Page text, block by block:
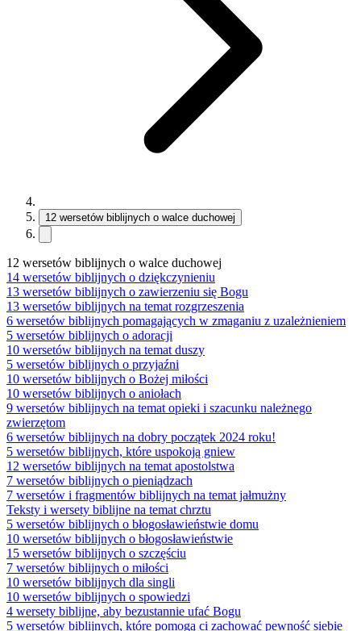
12 wersetów biblijnych o walce duchowej
12 wersetów biblijnych o walce duchowej
14 wersetów biblijnych o dziękczynieniu
13 wersetów biblijnych o zawierzeniu się Bogu
13 wersetów biblijnych na temat rozgrzeszenia
6 wersetów biblijnych pomagających w zmaganiu z uzależnieniem
5 wersetów biblijnych o adoracji
10 wersetów biblijnych na temat duszy
5 wersetów biblijnych o przyjaźni
10 wersetów biblijnych o Bożej miłości
10 wersetów biblijnych o aniołach
9 wersetów biblijnych na temat opieki i szacunku należnego
zwierzętom
6 wersetów biblijnych na dobry początek 2024 roku!
5 wersetów biblijnych, które uspokoją gniew
12 wersetów biblijnych na temat apostolstwa
7 wersetów biblijnych o pieniądzach
7 wersetów i fragmentów biblijnych na temat jałmużny
Teksty i wersety biblijne na temat chrztu
5 wersetów biblijnych o błogosławieństwie domu
10 wersetów biblijnych o błogosławieństwie
15 wersetów biblijnych o szczęściu
7 wersetów biblijnych o miłości
10 wersetów biblijnych dla singli
10 wersetów biblijnych o spowiedzi
4 wersety biblijne, aby bezustannie ufać Bogu
5 wersetów biblijnych, które pomogą ci zachować pewność siebie